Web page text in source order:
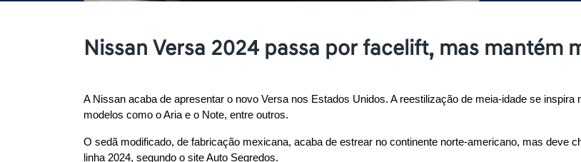
Nissan Versa 2024 passa por facelift, mas mantém
A Nissan acaba de apresentar o novo Versa nos Estados Unidos. A reestilização de meia-idade se
modelos como o Aria e o Note, entre outros.
O sedã modificado, de fabricação mexicana, acaba de estrear no continente norte-americano, mas deve
linha 2024, segundo o site Auto Segredos.